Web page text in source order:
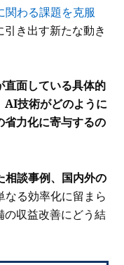
わる課題を克服
き出す新たな動き
直面している具体的
AI技術がどのように
省力化に寄与するの
談事例、国内外の
なる効率化に留まら
の収益改善にどう結